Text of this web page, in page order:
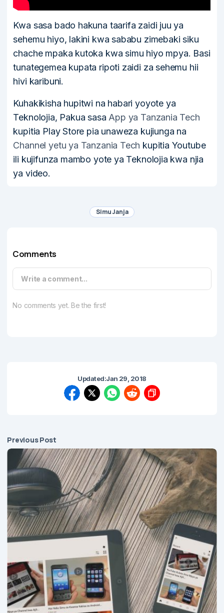
Kwa sasa bado hakuna taarifa zaidi juu ya
sehemu hiyo, lakini kwa sababu zimebaki siku
chache mpaka kutoka kwa simu hiyo mpya. Basi
tunategemea kupata ripoti zaidi za sehemu hii
hivi karibuni.
Kuhakikisha hupitwi na habari yoyote ya
Teknolojia, Pakua sasa App ya Tanzania Tech
kupitia Play Store pia unaweza kujiunga na
Channel yetu ya Tanzania Tech kupitia Youtube
ili kujifunza mambo yote ya Teknolojia kwa njia
ya video.
Simu Janja
Comments
Write a comment...
No comments yet. Be the first!
Updated:Jan 29, 2018
Previous Post